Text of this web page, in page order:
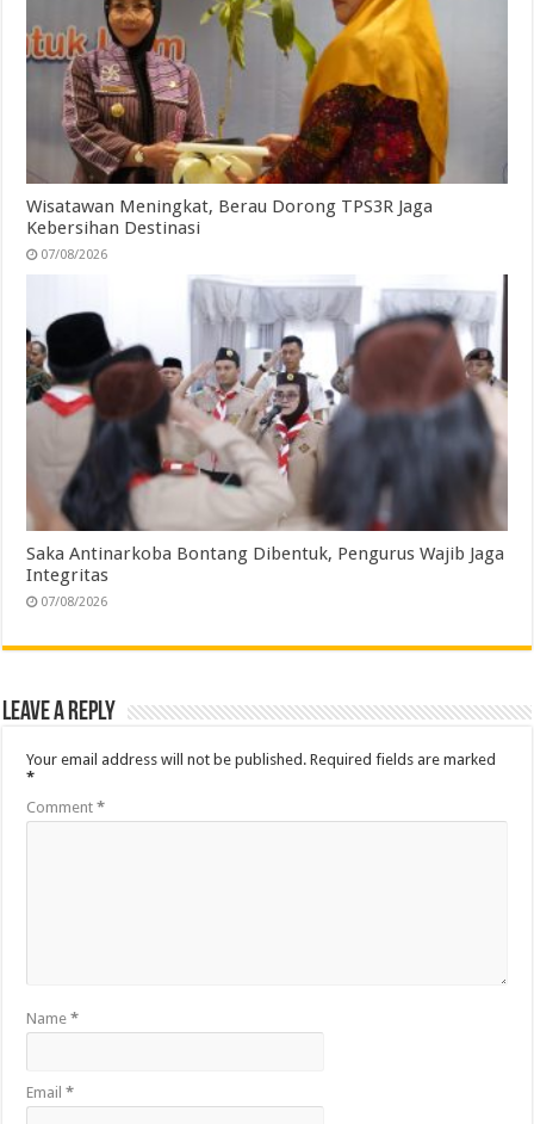
Wisatawan Meningkat, Berau Dorong TPS3R Jaga
Kebersihan Destinasi
07/08/2026
Saka Antinarkoba Bontang Dibentuk, Pengurus Wajib Jaga
Integritas
07/08/2026
Leave a Reply
Your email address will not be published. Required fields are marked
*
Comment*
Name*
Email*